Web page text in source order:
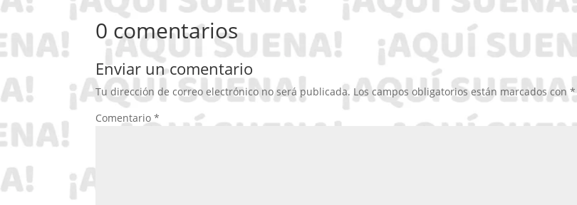
0 comentarios
Enviar un comentario
Tu dirección de correo electrónico no será publicada. Los campos obligatorios están marcados con*
Comentario*